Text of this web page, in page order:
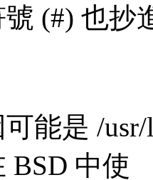
(#) 也抄
能是 /
BSD 中使